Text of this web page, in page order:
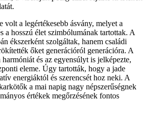
a legértékesebb ásvány, melyet a
a hosszú élet szimbólumának tartottak. A
ékszerként szolgáltak, hanem családi
őket generációról generációra. A
és az egyensúlyt is jelképezte,
eleme. Úgy tartották, hogy a jade
energiáktól és szerencsét hoz neki. A
a mai napig nagy népszerűségnek
értékek megőrzésének fontos